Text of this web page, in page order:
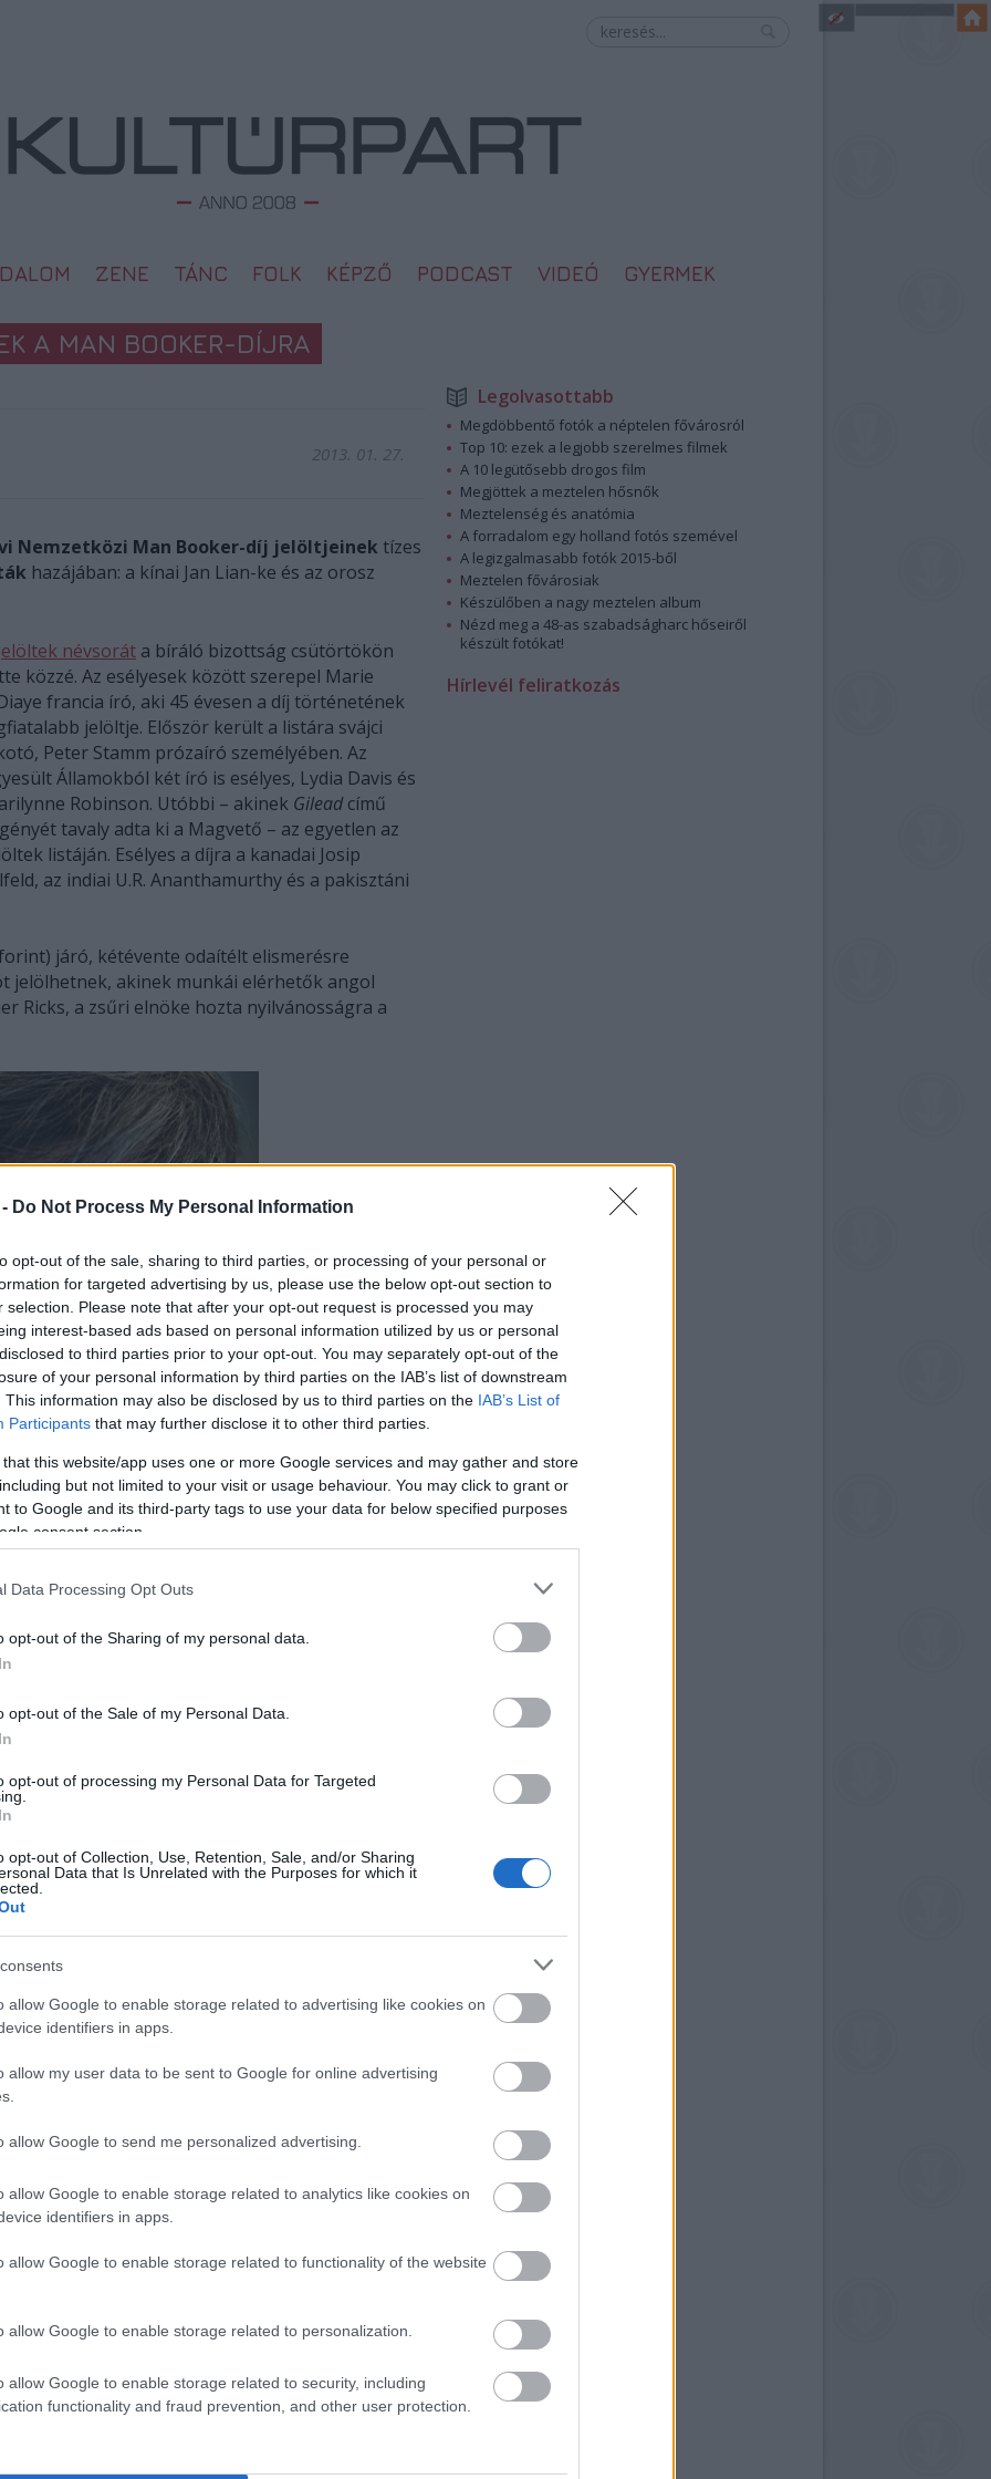
Do Not Process My Personal Information
opt-out of the sale, sharing to third parties, or processing of your personal or
for targeted advertising by us, please use the below opt-out section to
selection. Please note that after your opt-out request is processed you may
interest-based ads based on personal information utilized by us or personal
to third parties prior to your opt-out. You may separately opt-out of the
of your personal information by third parties on the IAB’s list of downstream
This information may also be disclosed by us to third parties on the IAB’s List of
Participants that may further disclose it to other third parties.
that this website/app uses one or more Google services and may gather and store
but not limited to your visit or usage behaviour. You may click to grant or
to Google and its third-party tags to use your data for below specified purposes
consent section.
Data Processing Opt Outs
opt-out of the Sharing of my personal data.
opt-out of the Sale of my Personal Data.
opt-out of processing my Personal Data for Targeted
opt-out of Collection, Use, Retention, Sale, and/or Sharing
Data that Is Unrelated with the Purposes for which it
allow Google to enable storage related to advertising like cookies on
identifiers in apps.
allow my user data to be sent to Google for online advertising
allow Google to send me personalized advertising.
allow Google to enable storage related to analytics like cookies on
identifiers in apps.
allow Google to enable storage related to functionality of the website
allow Google to enable storage related to personalization.
allow Google to enable storage related to security, including
functionality and fraud prevention, and other user protection.
ZENE TÁNC FOLK KÉPZŐ PODCAST VIDEÓ GYERMEK
A MAN BOOKER-DÍJRA
2013. 01. 27.
Nemzetközi Man Booker-díj jelöltjeinek tízes
hazájában: a kínai Jan Lian-ke és az orosz
jelöltek névsorát a bíráló bizottság csütörtökön
közzé. Az esélyesek között szerepel Marie
francia író, aki 45 évesen a díj történetének
jelöltje. Először került a listára svájci
Peter Stamm prózaíró személyében. Az
Államokból két író is esélyes, Lydia Davis és
Robinson. Utóbbi – akinek Gileadcímű
tavaly adta ki a Magvető – az egyetlen az
listáján. Esélyes a díjra a kanadai Josip
az indiai U.R. Ananthamurthy és a pakisztáni
járó, kétévente odaítélt elismerésre
jelölhetnek, akinek munkái elérhetők angol
Ricks, a zsűri elnöke hozta nyilvánosságra a
A kínai jelölt: Jan Lian
választották ki a jelölteket a díjra, amelyet
A zsűriben Christopher Ricks
esszéista, Aminatta Forna író,
és Tim Parks író kapott helyet.
Alice Munro, 2007-ben Chinua Achebe kapta,
Kadaré albán író, költő, esszéíró vehette át az
amennyiben lehetséges, a győztes
közül ki kapja az elismerést. A különdíj 15 ezer
Legolvasottabb
Megdöbbentő fotók a néptelen fővárosról
Top 10: ezek a legjobb szerelmes filmek
A 10 legütősebb drogos film
Megjöttek a meztelen hősnők
Meztelenség és anatómia
A forradalom egy holland fotós szemével
A legizgalmasabb fotók 2015-ből
Meztelen fővárosiak
Készülőben a nagy meztelen album
Nézd meg a 48-as szabadságharc hőseiről
készült fotókat!
Hírlevél feliratkozás